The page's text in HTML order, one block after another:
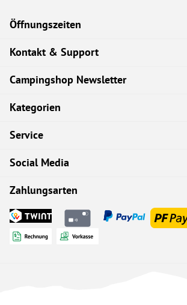
Öffnungszeiten
Kontakt & Support
Campingshop Newsletter
Kategorien
Service
Social Media
Zahlungsarten